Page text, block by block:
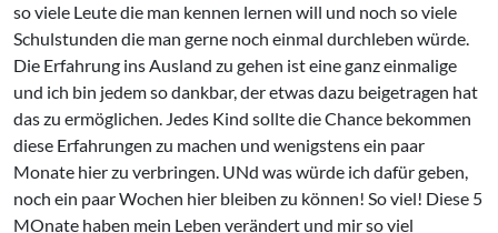
so viele Leute die man kennen lernen will und noch so viele
Schulstunden die man gerne noch einmal durchleben würde.
Die Erfahrung ins Ausland zu gehen ist eine ganz einmalige
und ich bin jedem so dankbar, der etwas dazu beigetragen hat
das zu ermöglichen. Jedes Kind sollte die Chance bekommen
diese Erfahrungen zu machen und wenigstens ein paar
Monate hier zu verbringen. UNd was würde ich dafür geben,
noch ein paar Wochen hier bleiben zu können! So viel! Diese 5
MOnate haben mein Leben verändert und mir so viel